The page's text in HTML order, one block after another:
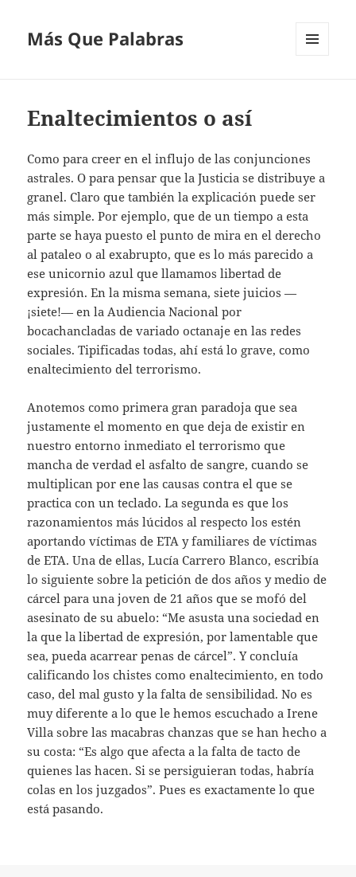
Más Que Palabras
Enaltecimientos o así
Como para creer en el influjo de las conjunciones
astrales. O para pensar que la Justicia se distribuye a
granel. Claro que también la explicación puede ser
más simple. Por ejemplo, que de un tiempo a esta
parte se haya puesto el punto de mira en el derecho
al pataleo o al exabrupto, que es lo más parecido a
ese unicornio azul que llamamos libertad de
expresión. En la misma semana, siete juicios —
¡siete!— en la Audiencia Nacional por
bocachancladas de variado octanaje en las redes
sociales. Tipificadas todas, ahí está lo grave, como
enaltecimiento del terrorismo.
Anotemos como primera gran paradoja que sea
justamente el momento en que deja de existir en
nuestro entorno inmediato el terrorismo que
mancha de verdad el asfalto de sangre, cuando se
multiplican por ene las causas contra el que se
practica con un teclado. La segunda es que los
razonamientos más lúcidos al respecto los estén
aportando víctimas de ETA y familiares de víctimas
de ETA. Una de ellas, Lucía Carrero Blanco, escribía
lo siguiente sobre la petición de dos años y medio de
cárcel para una joven de 21 años que se mofó del
asesinato de su abuelo: “Me asusta una sociedad en
la que la libertad de expresión, por lamentable que
sea, pueda acarrear penas de cárcel”. Y concluía
calificando los chistes como enaltecimiento, en todo
caso, del mal gusto y la falta de sensibilidad. No es
muy diferente a lo que le hemos escuchado a Irene
Villa sobre las macabras chanzas que se han hecho a
su costa: “Es algo que afecta a la falta de tacto de
quienes las hacen. Si se persiguieran todas, habría
colas en los juzgados”. Pues es exactamente lo que
está pasando.